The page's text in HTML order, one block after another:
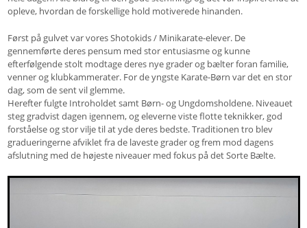
opleve, hvordan de forskellige hold motiverede hinanden.
Først på gulvet var vores Shotokids / Minikarate-elever. De
gennemførte deres pensum med stor entusiasme og kunne
efterfølgende stolt modtage deres nye grader og bælter foran familie,
venner og klubkammerater. For de yngste Karate-Børn var det en stor
dag, som de sent vil glemme.
Herefter fulgte Introholdet samt Børn- og Ungdomsholdene. Niveauet
steg gradvist dagen igennem, og eleverne viste flotte teknikker, god
forståelse og stor vilje til at yde deres bedste. Traditionen tro blev
gradueringerne afviklet fra de laveste grader og frem mod dagens
afslutning med de højeste niveauer med fokus på det Sorte Bælte.